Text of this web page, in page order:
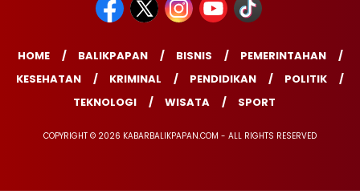
HOME BALIKPAPAN BISNIS
PEMERINTAHAN
KESEHATAN
KRIMINAL PENDIDIKAN
POLITIK
TEKNOLOGI
WISATA SPORT
COPYRIGHT © 2026 KABARBALIKPAPAN.COM - ALL RIGHTS RESERVED